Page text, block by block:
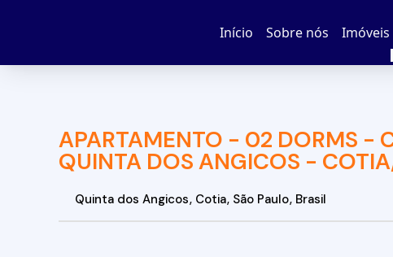
Imóveis
Sobre nós
Início
APARTAMENTO - 02 DORMS -
QUINTA DOS ANGICOS -
Quinta dos Angicos, Cotia, São Paulo, Brasil